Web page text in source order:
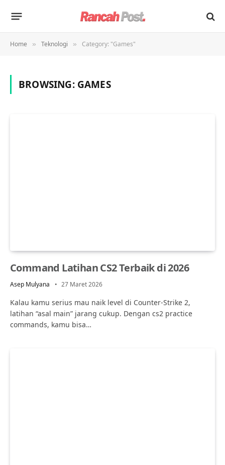
Home » Teknologi » Category: "Games"
BROWSING: GAMES
Command Latihan CS2 Terbaik di 2026
Asep Mulyana 27 Maret 2026
Kalau kamu serius mau naik level di Counter-Strike 2,
latihan “asal main” jarang cukup. Dengan cs2 practice
commands, kamu bisa…